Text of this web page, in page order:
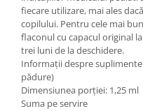
fiecare utilizare, mai ales
copilului. Pentru cele mai
flaconul cu capacul original
trei luni de la deschidere.
Informații despre
pădure)
Dimensiunea porției: 1,25 ml
Suma pe servire